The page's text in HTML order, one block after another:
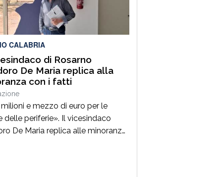
di Porto.Storie che
il […]
CALABRIA
di Rosarno
De Maria replica alla
con i fatti
e mezzo di euro per le
delle periferie». Il vicesindaco
De Maria replica alle minoranze,